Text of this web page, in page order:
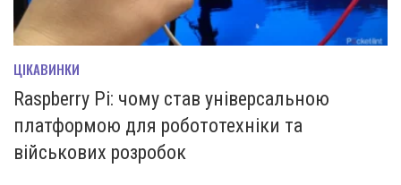
ЦІКАВИНКИ
Raspberry Pi: чому став універсальною
платформою для робототехніки та
військових розробок